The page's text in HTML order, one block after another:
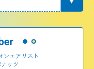
ンエアリスト
ッツ